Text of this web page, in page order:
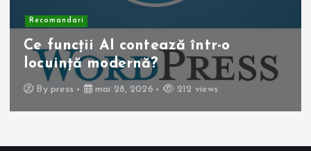
Recomandari
Operația de colecist laparoscopică:
beneficii pentru pacient
Bypress mai 10, 2026 250 views